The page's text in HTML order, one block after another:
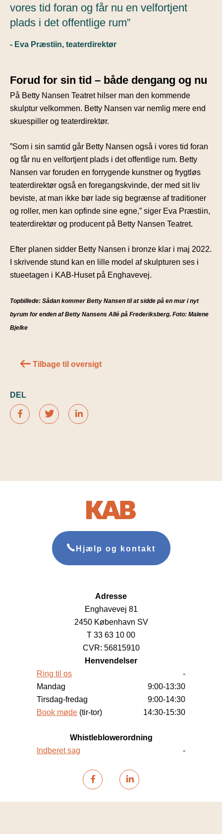
vores tid foran og får nu en velfortjent
plads i det offentlige rum”
- Eva Præstiin, teaterdirektør
Forud for sin tid – både dengang og nu
På Betty Nansen Teatret hilser man den kommende
skulptur velkommen. Betty Nansen var nemlig mere end
skuespiller og teaterdirektør.
”Som i sin samtid går Betty Nansen også i vores tid foran
og får nu en velfortjent plads i det offentlige rum. Betty
Nansen var foruden en forrygende kunstner og frygtløs
teaterdirektør også en foregangskvinde, der med sit liv
beviste, at man ikke bør lade sig begrænse af traditioner
og roller, men kan opfinde sine egne,” siger Eva Præstiin,
teaterdirektør og producent på Betty Nansen Teatret.
Efter planen sidder Betty Nansen i bronze klar i maj 2022.
I skrivende stund kan en lille model af skulpturen ses i
stueetagen i KAB-Huset på Enghavevej.
Topbillede: Sådan kommer Betty Nansen til at sidde på en mur i nyt
byrum for enden af Betty Nansens Allé på Frederiksberg. Foto: Malene
Bjelke
Tilbage til oversigt
DEL
Hjælp og kontakt
Adresse
Enghavevej 81
2450 København SV
T 33 63 10 00
CVR: 56815910
Henvendelser
Ring til os
-
Mandag
9:00-13:30
Tirsdag-fredag
9:00-14:30
Book møde (tir-tor) 14:30-15:30
Whistleblowerordning
Indberet sag
-